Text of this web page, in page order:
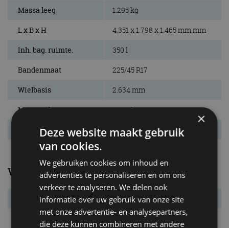
Massa leeg 1.295 kg
L x B x H 4.351 x 1.798 x 1.465 mm mm
Inh. bag. ruimte. 350 l
Bandenmaat 225/45 R17
Wielbasis 2.634 mm
Max. aanh. gew. 1.000 kg
Tankinhoud 60 l
Verbruik
Verbr. gecomb. 6,8 l/100km
CO₂-emissie 157 g/km
×
Deze website maakt gebruik
van cookies.
We gebruiken cookies om inhoud en
advertenties te personaliseren en om ons
verkeer te analyseren. We delen ook
informatie over uw gebruik van onze site
met onze advertentie- en analysepartners,
die deze kunnen combineren met andere